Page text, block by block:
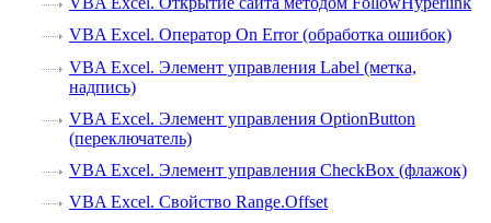
VBA Excel. Оператор On Error (обработка ошибок)
VBA Excel. Элемент управления Label (метка,
надпись)
VBA Excel. Элемент управления OptionButton
(переключатель)
VBA Excel. Элемент управления CheckBox (флажок)
VBA Excel. Свойство Range.Offset